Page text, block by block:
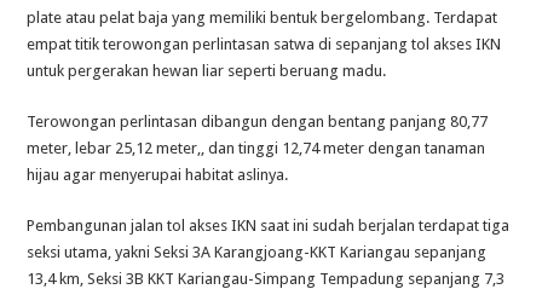
plate atau pelat baja yang memiliki bentuk bergelombang. Terdapat
empat titik terowongan perlintasan satwa di sepanjang tol akses IKN
untuk pergerakan hewan liar seperti beruang madu.
Terowongan perlintasan dibangun dengan bentang panjang 80,77
meter, lebar 25,12 meter,, dan tinggi 12,74 meter dengan tanaman
hijau agar menyerupai habitat aslinya.
Pembangunan jalan tol akses IKN saat ini sudah berjalan terdapat tiga
seksi utama, yakni Seksi 3A Karangjoang-KKT Kariangau sepanjang
13,4 km, Seksi 3B KKT Kariangau-Simpang Tempadung sepanjang 7,3